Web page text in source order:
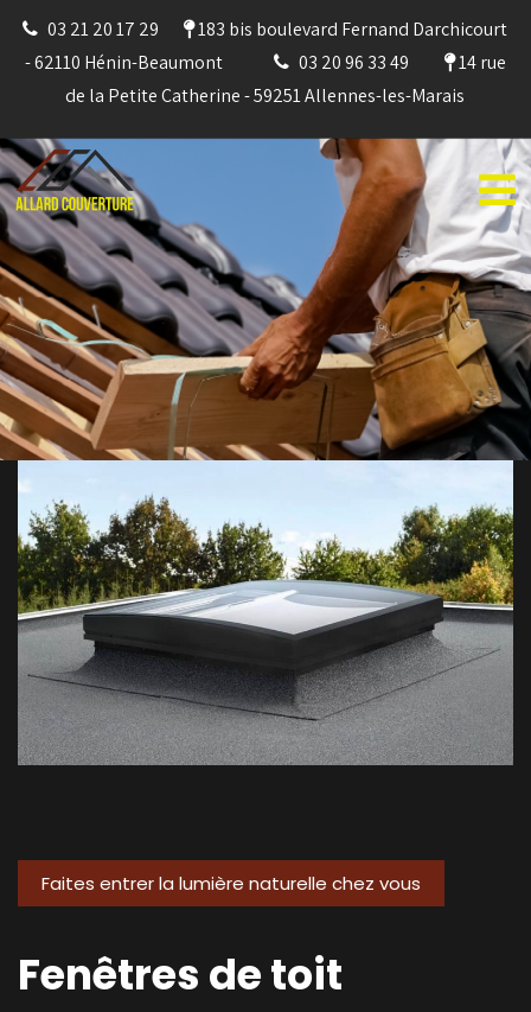
03 21 20 17 29 183 bis boulevard Fernand Darchicourt
- 62110 Hénin-Beaumont
03 20 96 33 49
14 rue
de la Petite Catherine - 59251 Allennes-les-Marais
Faites entrer la lumière naturelle chez vous
Fenêtres de toit